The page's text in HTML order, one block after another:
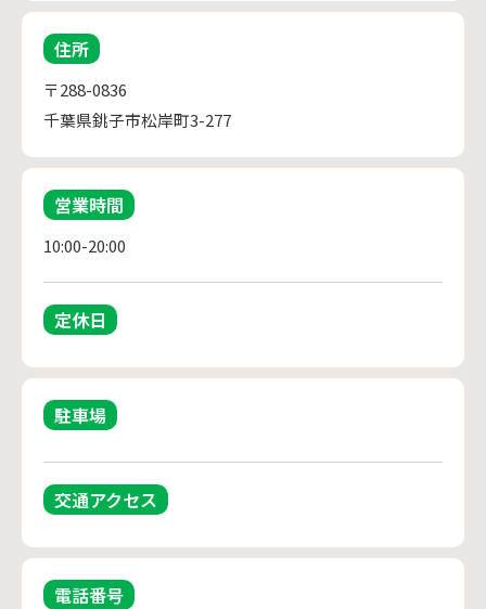
住所
〒288-0836
千葉県銚子市松岸町3-277
営業時間
10:00-20:00
定休日
駐車場
交通アクセス
電話番号